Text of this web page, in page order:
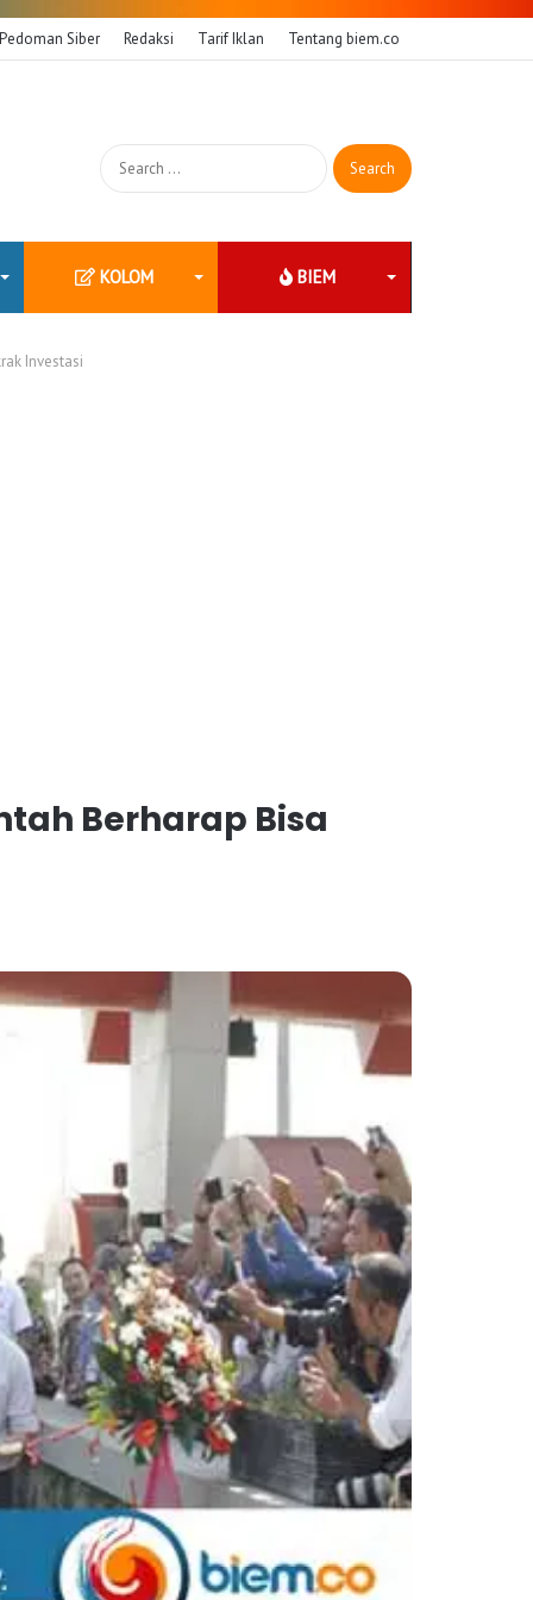
Pedoman Siber Redaksi Tarif Iklan Tentang biem.co
Search
for:
KOLOM BIEM
Investasi
Berharap Bisa